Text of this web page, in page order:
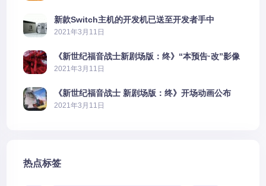
新款Switch主机的开发机已送至开发者手中
2021年3月11日
《新世纪福音战士新剧场版：终》“本预告·改”影像
公开
2021年3月11日
《新世纪福音战士 新剧场版：终》开场动画公布
2021年3月11日
热点标签